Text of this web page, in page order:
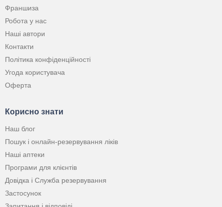
Франшиза
Робота у нас
Наші автори
Контакти
Політика конфіденційності
Угода користувача
Оферта
Корисно знати
Наш блог
Пошук і онлайн-резервування ліків
Наші аптеки
Програми для клієнтів
Довідка і Служба резервування
Застосунок